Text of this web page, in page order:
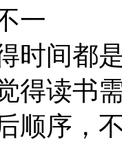
一
时间都
得读书
顺序，